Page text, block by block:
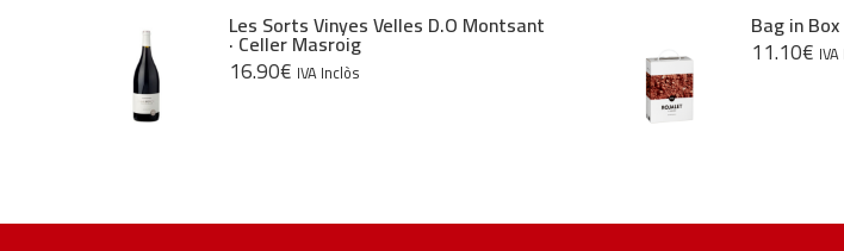
Les Sorts Vinyes Velles D.O Montsant
· Celler Masroig
16.90€ IVA Inclòs
Bag in
11.10€